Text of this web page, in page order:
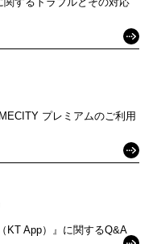
プレミアムのご利用
KT App）』に関するQ&A